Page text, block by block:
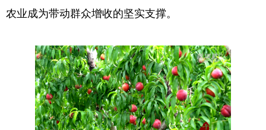
农业成为带动群众增收的坚实支撑。